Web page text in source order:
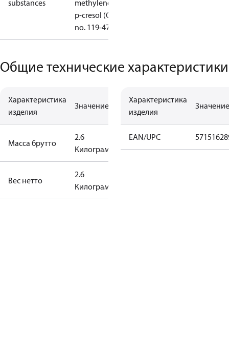
substances
methylenedi-
p-cresol (CAS
no. 119-47-1)
Общие технические характеристики
Характеристика
изделия
Значение
Масса брутто
2.6
Килограмм
Вес нетто
2.6
Килограмм
Характеристика
изделия
Значение
EAN/UPC